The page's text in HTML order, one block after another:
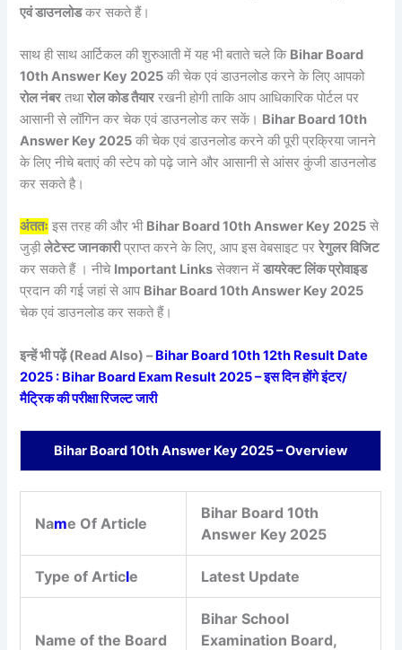
एवं डाउनलोडकर सकते हैं।
साथ ही साथ आर्टिकल की शुरुआती में यह भी बताते चले कि Bihar Board
10th Answer Key 2025 की चेक एवं डाउनलोड करने के लिए आपको
रोल नंबरतथारोल कोड तैयाररखनी होगी ताकि आप आधिकारिक पोर्टल पर
आसानी से लॉगिन कर चेक एवं डाउनलोड कर सकें। Bihar Board 10th
Answer Key 2025 की चेक एवं डाउनलोड करने की पूरी प्रक्रिया जानने
के लिए नीचे बताएं की स्टेप को पढ़े जाने और आसानी से आंसर कुंजी डाउनलोड
कर सकते है।
अंततः इस तरह की और भी Bihar Board 10th Answer Key 2025 से
जुड़ीलेटेस्ट जानकारीप्राप्त करने के लिए, आप इस वेबसाइट पररेगुलर विजिट
कर सकते हैं । नीचे Important Links सेक्शन मेंडायरेक्ट लिंक प्रोवाइड
प्रदान की गई जहां से आप Bihar Board 10th Answer Key 2025
चेक एवं डाउनलोड कर सकते हैं।
इन्हें भी पढ़ें (Read Also) –Bihar Board 10th 12th Result Date
2025 : Bihar Board Exam Result 2025 – इस दिन होंगे इंटर/
मैट्रिक की परीक्षा रिजल्ट जारी
Bihar Board 10th Answer Key 2025 – Overview
Name Of Article
Bihar Board 10th
Answer Key 2025
Type of Article Latest Update
Name of the Board
Bihar School
Examination Board,